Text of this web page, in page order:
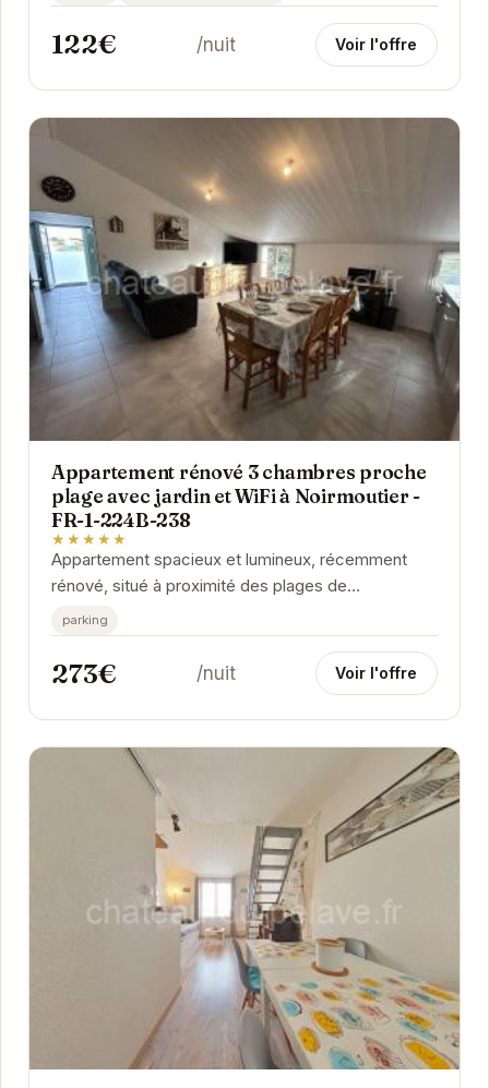
122€ /nuit Voir l'offre
Appartement rénové 3 chambres proche
plage avec jardin et WiFi à Noirmoutier -
FR-1-224B-238
★★★★★
Appartement spacieux et lumineux, récemment
rénové, situé à proximité des plages de
Noirmoutier-en-l'Île. Dispose d'un jardin privatif et...
parking
273€ /nuit Voir l'offre